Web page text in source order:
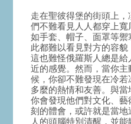
走在聖彼得堡的街頭上
們不難看見人人都穿上
如手套、帽子、面罩等
此都難以看見對方的容貌
這也難怪俄羅斯人總是
近的感覺。然而，當你
候，你卻不難發現在冷
多麼的熱情和友善。與當
你會發現他們對文化、
刻的體會，或許就是當
人的頭腦特別清醒，並